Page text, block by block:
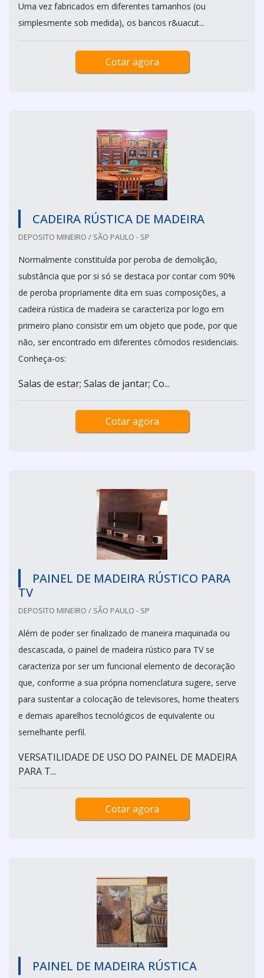
Uma vez fabricados em diferentes tamanhos (ou
simplesmente sob medida), os bancos r&uacut...
Cotar agora
CADEIRA RÚSTICA DE MADEIRA
DEPOSITO MINEIRO / SÃO PAULO - SP
Normalmente constituída por peroba de demolição,
substância que por si só se destaca por contar com 90%
de peroba propriamente dita em suas composições, a
cadeira rústica de madeira se caracteriza por logo em
primeiro plano consistir em um objeto que pode, por que
não, ser encontrado em diferentes cômodos residenciais.
Conheça-os:
Salas de estar; Salas de jantar; Co...
Cotar agora
PAINEL DE MADEIRA RÚSTICO PARA
TV
DEPOSITO MINEIRO / SÃO PAULO - SP
Além de poder ser finalizado de maneira maquinada ou
descascada, o painel de madeira rústico para TV se
caracteriza por ser um funcional elemento de decoração
que, conforme a sua própria nomenclatura sugere, serve
para sustentar a colocação de televisores, home theaters
e demais aparelhos tecnológicos de equivalente ou
semelhante perfil.
VERSATILIDADE DE USO DO PAINEL DE MADEIRA
PARA T...
Cotar agora
PAINEL DE MADEIRA RÚSTICA